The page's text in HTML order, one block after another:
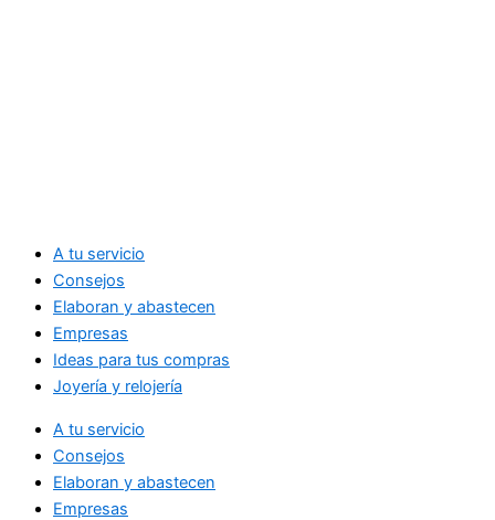
A tu servicio
Consejos
Elaboran y abastecen
Empresas
Ideas para tus compras
Joyería y relojería
A tu servicio
Consejos
Elaboran y abastecen
Empresas